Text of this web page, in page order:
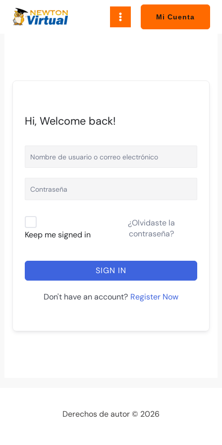
Mi Cuenta
Hi, Welcome back!
Keep me signed in
¿Olvidaste la
contraseña?
SIGN IN
Don't have an account? Register Now
Derechos de autor © 2026